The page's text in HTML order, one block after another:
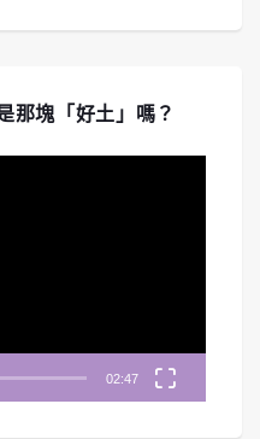
那塊「好土」嗎？
02:47